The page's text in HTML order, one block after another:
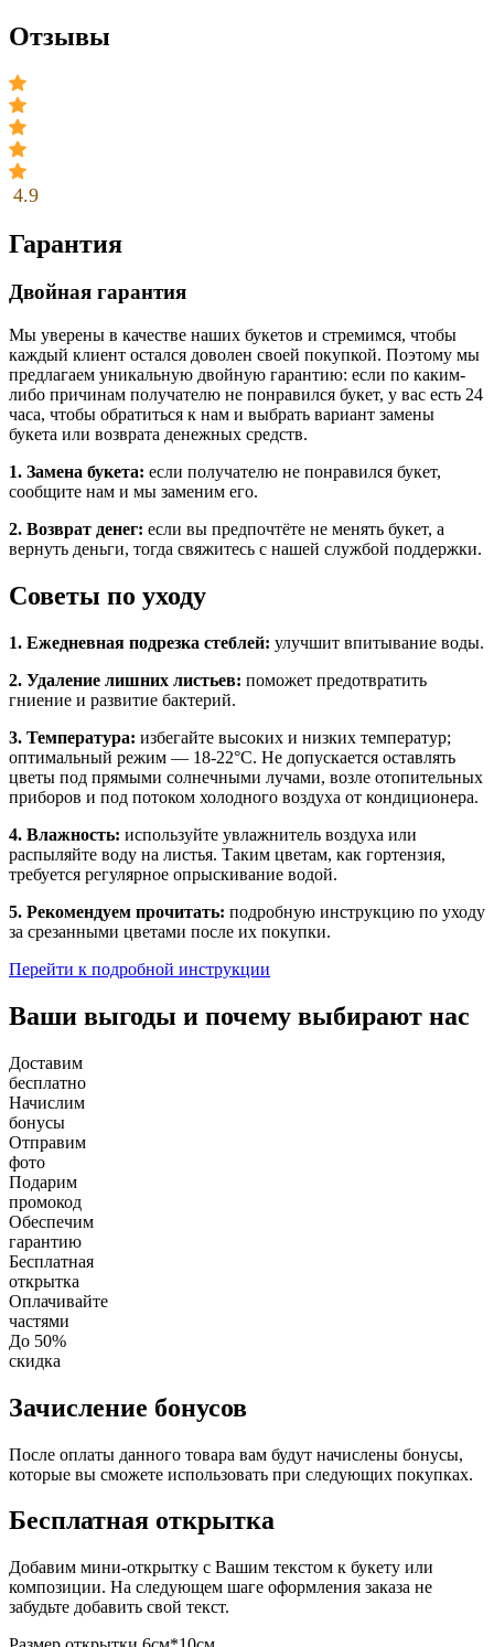
Отзывы
4.9
Гарантия
Двойная гарантия
Мы уверены в качестве наших букетов и стремимся, чтобы
каждый клиент остался доволен своей покупкой. Поэтому мы
предлагаем уникальную двойную гарантию: если по каким-
либо причинам получателю не понравился букет, у вас есть 24
часа, чтобы обратиться к нам и выбрать вариант замены
букета или возврата денежных средств.
1. Замена букета: если получателю не понравился букет,
сообщите нам и мы заменим его.
2. Возврат денег: если вы предпочтёте не менять букет, а
вернуть деньги, тогда свяжитесь с нашей службой поддержки.
Советы по уходу
1. Ежедневная подрезка стеблей: улучшит впитывание воды.
2. Удаление лишних листьев: поможет предотвратить
гниение и развитие бактерий.
3. Температура: избегайте высоких и низких температур;
оптимальный режим — 18-22°C. Не допускается оставлять
цветы под прямыми солнечными лучами, возле отопительных
приборов и под потоком холодного воздуха от кондиционера.
4. Влажность: используйте увлажнитель воздуха или
распыляйте воду на листья. Таким цветам, как гортензия,
требуется регулярное опрыскивание водой.
5. Рекомендуем прочитать: подробную инструкцию по уходу
за срезанными цветами после их покупки.
Перейти к подробной инструкции
Ваши выгоды и почему выбирают нас
Доставим
бесплатно
Начислим
бонусы
Отправим
фото
Подарим
промокод
Обеспечим
гарантию
Бесплатная
открытка
Оплачивайте
частями
До 50%
скидка
Зачисление бонусов
После оплаты данного товара вам будут начислены бонусы,
которые вы сможете использовать при следующих покупках.
Бесплатная открытка
Добавим мини-открытку с Вашим текстом к букету или
композиции. На следующем шаге оформления заказа не
забудьте добавить свой текст.